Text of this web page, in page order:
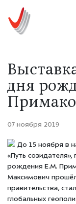
дня
07 ноября 2019
До 15 ноября в
«Путь
рождения Е.М.
Максимович
правительства,
глобальных